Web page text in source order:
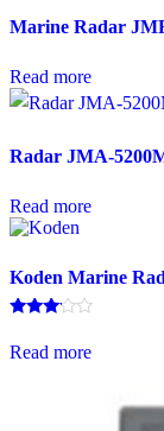
Marine Radar
Read more
Radar JMA-
Read more
Koden Marine
3.00
out of
Read more